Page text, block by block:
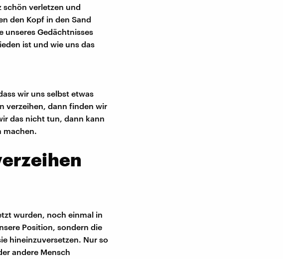
schön verletzen und
den Kopf in den Sand
unseres Gedächtnisses
ist und wie uns das
wir uns selbst etwas
verzeihen, dann finden wir
das nicht tun, dann kann
machen.
wurden, noch einmal in
Position, sondern die
hineinzuversetzen. Nur so
andere Mensch